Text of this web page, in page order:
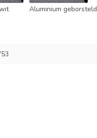
Aluminium geborsteld